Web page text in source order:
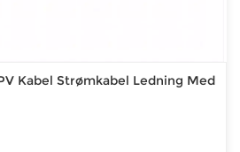
Kabel Strømkabel Ledning Med